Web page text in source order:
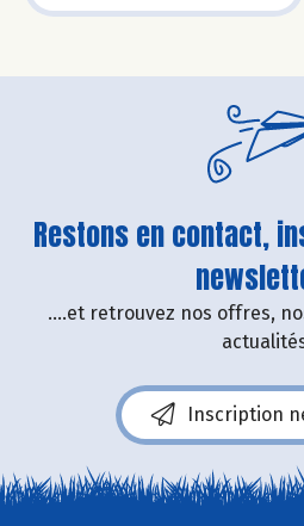
Restons en contact,
....et retrouvez nos offres,
Inscription